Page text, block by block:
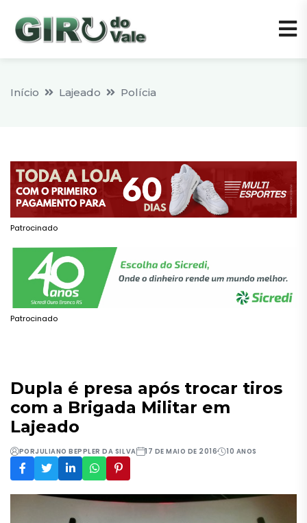
Início Lajeado Polícia
Patrocinado
Patrocinado
Dupla é presa após trocar tiros
com a Brigada Militar em
Lajeado
PORJULIANO BEPPLER DA SILVA 17 DE MAIO DE 2016 10 ANOS